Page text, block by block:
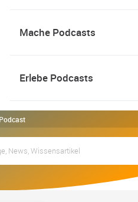
Mache Podcasts
Erlebe Podcasts